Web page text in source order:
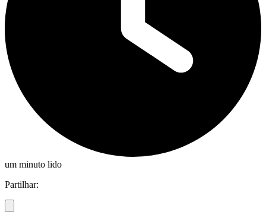
um minuto lido
Partilhar: